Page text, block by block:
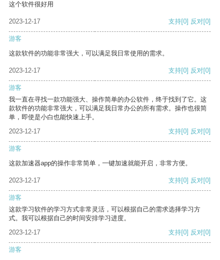
这个软件很好用
2023-12-17 支持[0] 反对[0]
游客
这款软件的功能非常强大，可以满足我日常使用的需求。
2023-12-17 支持[0] 反对[0]
游客
我一直在寻找一款功能强大、操作简单的办公软件，终于找到了它。这
款软件的功能非常强大，可以满足我日常办公的所有需求。操作也很简
单，即使是小白也能快速上手。
2023-12-17
支持[0] 反对[0]
游客
这款加速器app的操作非常简单，一键加速就能开启，非常方便。
2023-12-17 支持[0] 反对[0]
游客
这款学习软件的学习方式非常灵活，可以根据自己的需求选择学习方
式。我可以根据自己的时间安排学习进度。
2023-12-17
支持[0] 反对[0]
游客